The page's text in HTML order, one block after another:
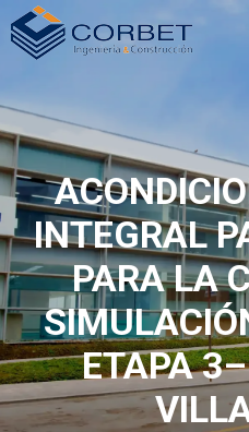
INTEGRAL
PARA LA
ETAPA